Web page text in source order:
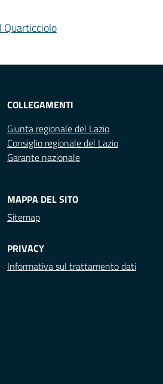
Quarticciolo
COLLEGAMENTI
Giunta regionale del Lazio
Consiglio regionale del Lazio
Garante nazionale
MAPPA DEL SITO
Sitemap
PRIVACY
Informativa sul trattamento dati